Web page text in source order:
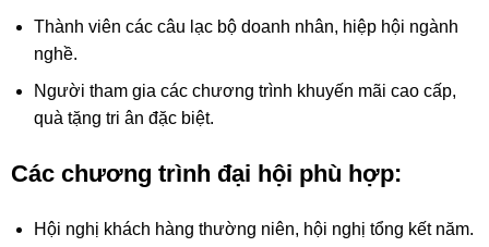
Thành viên các câu lạc bộ doanh nhân, hiệp hội ngành
nghề.
Người tham gia các chương trình khuyến mãi cao cấp,
quà tặng tri ân đặc biệt.
Các chương trình đại hội phù hợp:
Hội nghị khách hàng thường niên, hội nghị tổng kết năm.